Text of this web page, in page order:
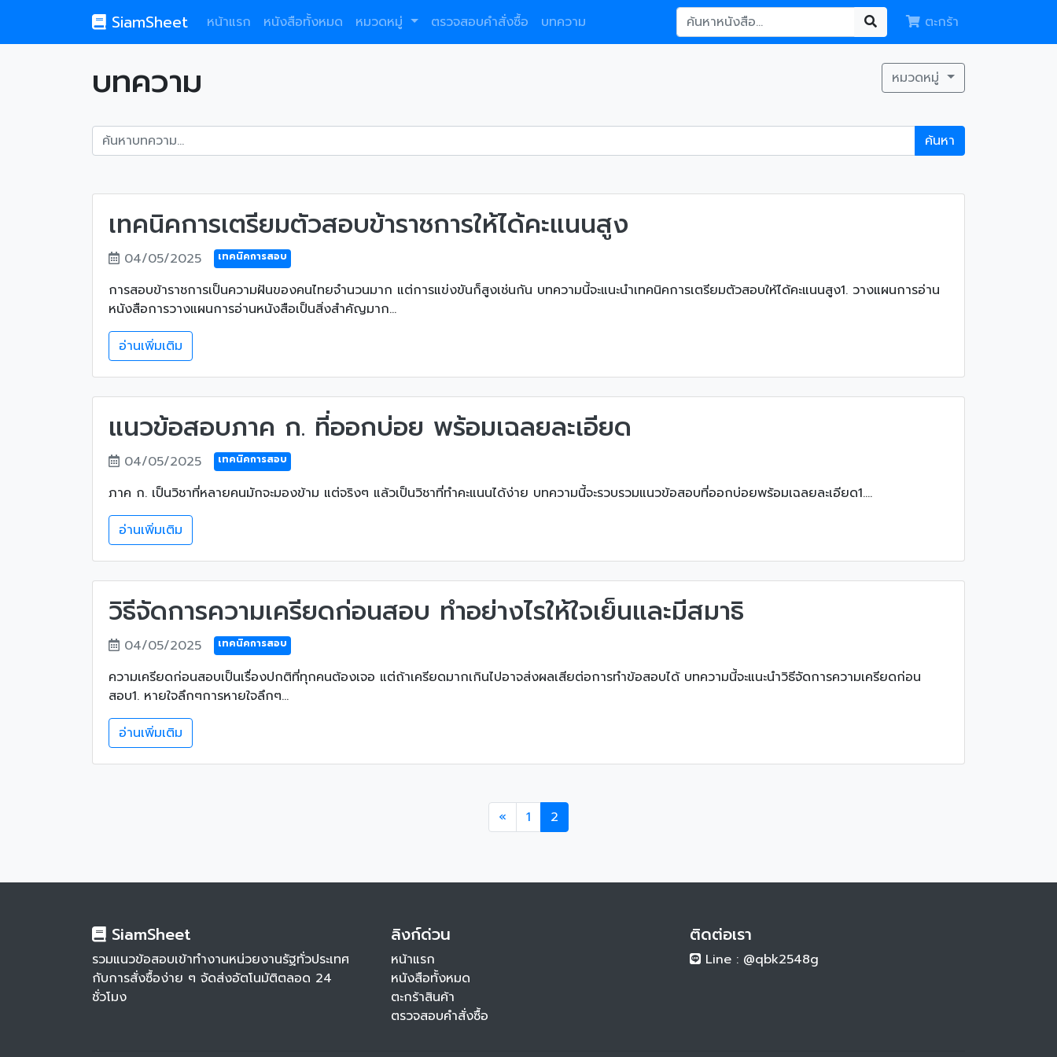
SiamSheet หน้าแรก หนังสือทั้งหมด หมวดหมู่ ตรวจสอบคำสั่งซื้อ บทความ ตะกร้า
บทความ หมวดหมู่
ค้นหา
เทคนิคการเตรียมตัวสอบข้าราชการให้ได้คะแนนสูง
04/05/2025 เทคนิคการสอบ
การสอบข้าราชการเป็นความฝันของคนไทยจำนวนมาก แต่การแข่งขันก็สูงเช่นกัน บทความนี้จะแนะนำเทคนิคการเตรียมตัวสอบให้ได้คะแนนสูง1. วางแผนการอ่าน
หนังสือการวางแผนการอ่านหนังสือเป็นสิ่งสำคัญมาก...
อ่านเพิ่มเติม
แนวข้อสอบภาค ก. ที่ออกบ่อย พร้อมเฉลยละเอียด
04/05/2025 เทคนิคการสอบ
ภาค ก. เป็นวิชาที่หลายคนมักจะมองข้าม แต่จริงๆ แล้วเป็นวิชาที่ทำคะแนนได้ง่าย บทความนี้จะรวบรวมแนวข้อสอบที่ออกบ่อยพร้อมเฉลยละเอียด1....
อ่านเพิ่มเติม
วิธีจัดการความเครียดก่อนสอบ ทำอย่างไรให้ใจเย็นและมีสมาธิ
04/05/2025 เทคนิคการสอบ
ความเครียดก่อนสอบเป็นเรื่องปกติที่ทุกคนต้องเจอ แต่ถ้าเครียดมากเกินไปอาจส่งผลเสียต่อการทำข้อสอบได้ บทความนี้จะแนะนำวิธีจัดการความเครียดก่อน
สอบ1. หายใจลึกๆการหายใจลึกๆ...
อ่านเพิ่มเติม
« 1 2
SiamSheet
รวมแนวข้อสอบเข้าทำงานหน่วยงานรัฐทั่วประเทศ
กับการสั่งซื้อง่าย ๆ จัดส่งอัตโนมัติตลอด 24
ชั่วโมง
ลิงก์ด่วน
หน้าแรก
หนังสือทั้งหมด
ตะกร้าสินค้า
ตรวจสอบคำสั่งซื้อ
ติดต่อเรา
Line : @qbk2548g